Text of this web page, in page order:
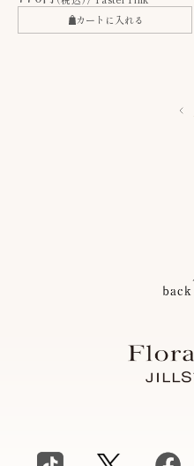
カートに入れる